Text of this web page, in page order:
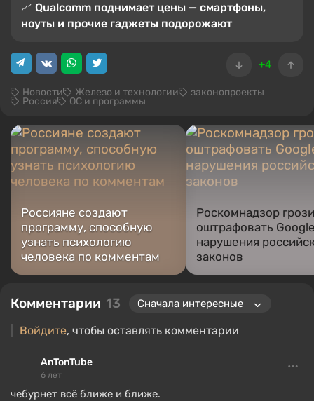
📈 Qualcomm поднимает цены — смартфоны,
ноуты и прочие гаджеты подорожают
+4
Новости Железо и технологии законопроекты
Россия ОС и программы
Россияне создают
программу, способную
узнать психологию
человека по комментам
Роскомнадзор
оштрафовать
нарушения
законов
Комментарии 13
Войдите, чтобы оставлять комментарии
AnTonTube
6 лет
чебурнет всё ближе и ближе.